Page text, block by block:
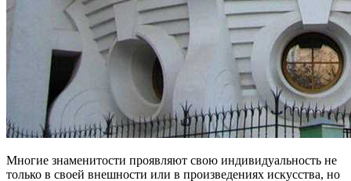
Многие знаменитости проявляют свою индивидуальность не
только в своей внешности или в произведениях искусства, но